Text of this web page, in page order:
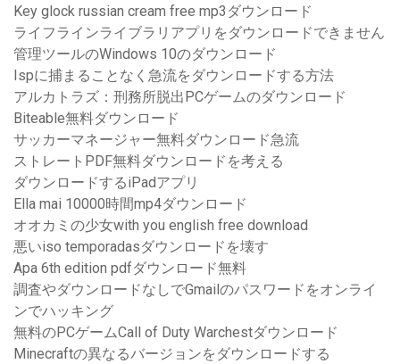
Key glock russian cream free mp3ダウンロード
ライフラインライブラリアプリをダウンロードできません
管理ツールのWindows 10のダウンロード
Ispに捕まることなく急流をダウンロードする方法
アルカトラズ：刑務所脱出PCゲームのダウンロード
Biteable無料ダウンロード
サッカーマネージャー無料ダウンロード急流
ストレートPDF無料ダウンロードを考える
ダウンロードするiPadアプリ
Ella mai 10000時間mp4ダウンロード
オオカミの少女with you english free download
悪いiso temporadasダウンロードを壊す
Apa 6th edition pdfダウンロード無料
調査やダウンロードなしでGmailのパスワードをオンライ
ンでハッキング
無料のPCゲームCall of Duty Warchestダウンロード
Minecraftの異なるバージョンをダウンロードする